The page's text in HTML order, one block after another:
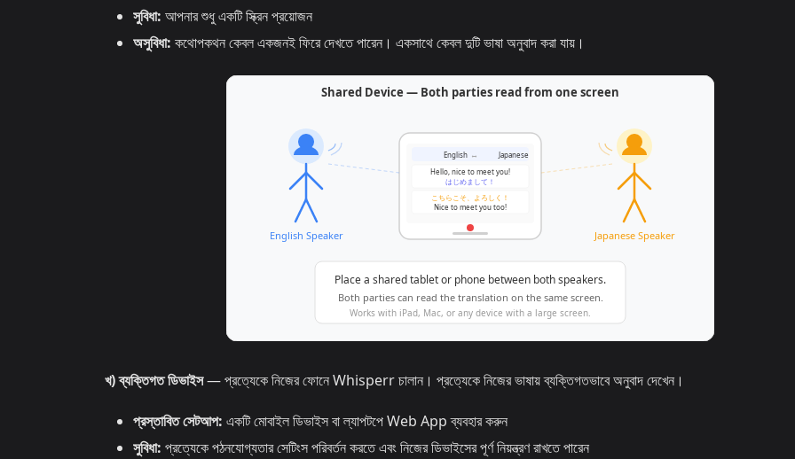
সুবিধা: আপনার শুধু একটি স্ক্রিন প্রয়োজন
অসুবিধা: কথোপকথন কেবল একজনই ফিরে দেখতে পারেন। একসাথে কেবল দুটি ভাষা অনুবাদ করা যায়।
খ) ব্যক্তিগত ডিভাইস— প্রত্যেকে নিজের ফোনে Whisperr চালান। প্রত্যেকে নিজের ভাষায় ব্যক্তিগতভাবে অনুবাদ দেখেন।
প্রস্তাবিত সেটআপ: একটি মোবাইল ডিভাইস বা ল্যাপটপে Web App ব্যবহার করুন
সুবিধা: প্রত্যেকে পঠনযোগ্যতার সেটিংস পরিবর্তন করতে এবং নিজের ডিভাইসের পূর্ণ নিয়ন্ত্রণ রাখতে পারেন